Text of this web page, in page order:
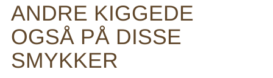
ANDRE KIGGEDE
OGSÅ PÅ DISSE
SMYKKER